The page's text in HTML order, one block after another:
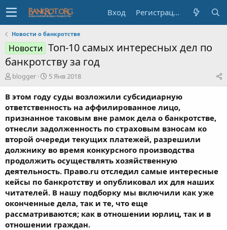
Вход Регистрация
Новости о банкротстве
Новости Топ-10 самых интересных дел по
банкротству за год
А
в
т
р
т
е
м
ы
blogger
Д
а
т
а
н
а
ч
а
л
а
5 Янв 2018
В этом году суды возложили субсидиарную
ответственность на аффилированное лицо,
признанное таковым вне рамок дела о банкротстве,
отнесли задолженность по страховым взносам ко
второй очереди текущих платежей, разрешили
должнику во время конкурсного производства
продолжить осуществлять хозяйственную
деятельность. Право.ru отследил самые интересные
кейсы по банкротству и опубликовал их для наших
читателей. В нашу подборку мы включили как уже
оконченные дела, так и те, что еще
рассматриваются; как в отношении юрлиц, так и в
отношении граждан.